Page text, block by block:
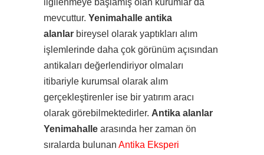
ilgilenmeye başlamış olan kurumlar da
mevcuttur. Yenimahalle antika
alanlar bireysel olarak yaptıkları alım
işlemlerinde daha çok görünüm açısından
antikaları değerlendiriyor olmaları
itibariyle kurumsal olarak alım
gerçekleştirenler ise bir yatırım aracı
olarak görebilmektedirler. Antika alanlar
Yenimahalle arasında her zaman ön
sıralarda bulunan Antika Eksperi